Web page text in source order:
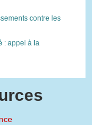
contre les
: appel à la